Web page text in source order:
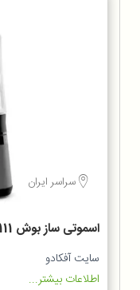
سراسر ایران
اسموتی ساز بوش MMB2111
سایت آفکادو
اطلاعات بیشتر...